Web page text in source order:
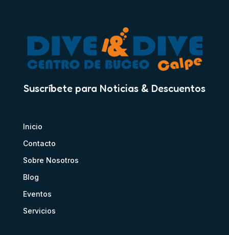
Suscríbete para Noticias & Descuentos
Inicio
Contacto
Sobre Nosotros
Blog
Eventos
Servicios